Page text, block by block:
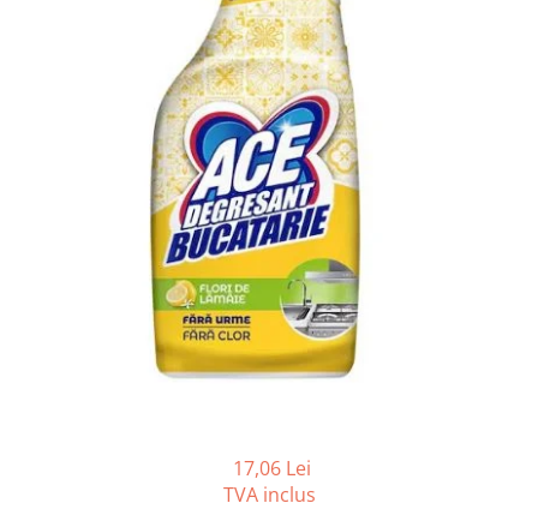
Accesorii detergenti, pompe,
Detergenti bucatarie
Detergenti comerciali
Detergenti covoare, mochete,
Detergenti geamuri
Detergenti pardoseala
Detergenti rufe si tesaturi
Detergenti toaleta, grup sanitar
Dezinfectanti medicali profesionali
17,06 Lei
TVA inclus